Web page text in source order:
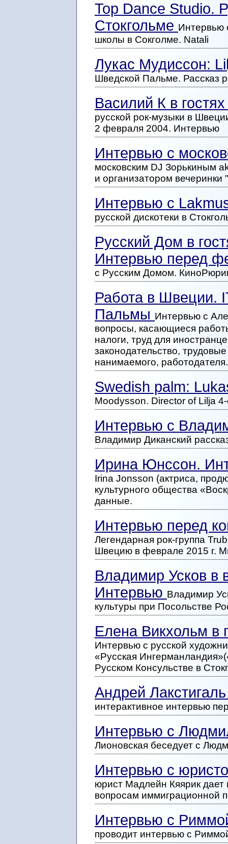
Top Dance Studio.
Стокгольме Интервью
школы в Сокголме. Natali
Лукас Мудиссон:
Шведской Пальме. Рассказ
Василий К в
русской рок-музыки в
2 февраля 2004. Интервью
Интервью с
московским DJ Зорькиным
и организатором
Интервью с
русской дискотеки в
Русский Дом в
Интервью перед
с Русским Домом.
Работа в Швеции.
Пальмы Интервью с
вопросы, касающиеся
налоги, труд для
законодательство,
нанимаемого,
Swedish palm:
Moodysson. Director of Lilja
Интервью с
Владимир Диканский
Ирина Юнссон.
Irina Jonsson (актриса,
культурного общества
данные.
Интервью перед
Легендарная рок-группа
Швецию в феврале 2015 г.
Владимир Усков в
Интервью Владимир
культуры при Посольстве
Елена Викхольм в
Интервью с русской
«Русская
Русском Консульстве в
Андрей
интерактивное интервью
Интервью с
Лионовская беседует с
Интервью с
юрист Мадлейн Кяярик
вопросам иммиграционной
Интервью с
проводит интервью с